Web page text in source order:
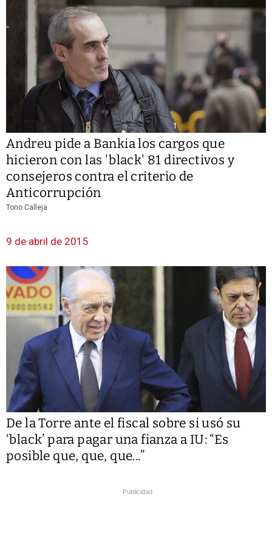
Andreu pide a Bankia los cargos que
hicieron con las 'black' 81 directivos y
consejeros contra el criterio de
Anticorrupción
Tono Calleja
9 de abril de 2015
De la Torre ante el fiscal sobre si usó su
‘black’ para pagar una fianza a IU: “Es
posible que, que, que...”
Publicidad